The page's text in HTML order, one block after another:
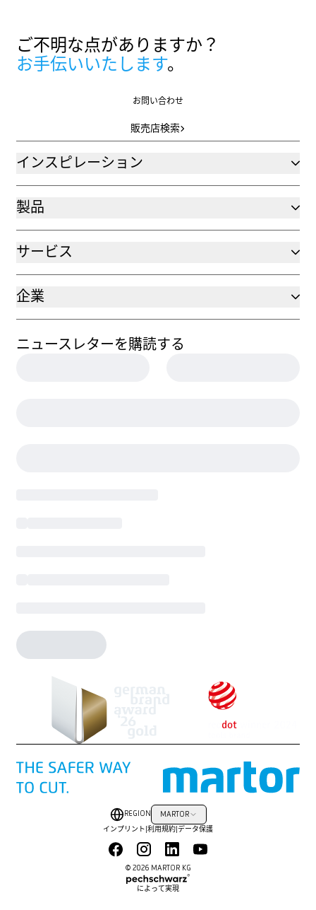
ご不明な点がありますか？
お手伝いいたします。
お問い合わせ
販売店検索
インスピレーション
製品
サービス
企業
ニュースレターを購読する
© 2026 MARTOR KG
によって実現
REGION MARTOR
インプリント 利用規約 データ保護